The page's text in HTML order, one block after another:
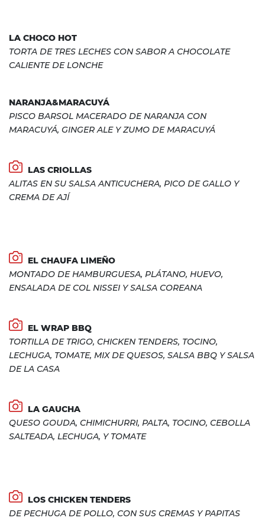
LA CHOCO HOT
TORTA DE TRES LECHES CON SABOR A CHOCOLATE
CALIENTE DE LONCHE
NARANJA&MARACUYÁ
PISCO BARSOL MACERADO DE NARANJA CON
MARACUYÁ, GINGER ALE Y ZUMO DE MARACUYÁ
LAS CRIOLLAS
ALITAS EN SU SALSA ANTICUCHERA, PICO DE GALLO Y
CREMA DE AJÍ
EL CHAUFA LIMEÑO
MONTADO DE HAMBURGUESA, PLÁTANO, HUEVO,
ENSALADA DE COL NISSEI Y SALSA COREANA
EL WRAP BBQ
TORTILLA DE TRIGO, CHICKEN TENDERS, TOCINO,
LECHUGA, TOMATE, MIX DE QUESOS, SALSA BBQ Y SALSA
DE LA CASA
LA GAUCHA
QUESO GOUDA, CHIMICHURRI, PALTA, TOCINO, CEBOLLA
SALTEADA, LECHUGA, Y TOMATE
LOS CHICKEN TENDERS
DE PECHUGA DE POLLO, CON SUS CREMAS Y PAPITAS